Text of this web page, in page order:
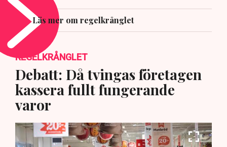
Läs mer om regelkrånglet
REGELKRÅNGLET
Debatt: Då tvingas företagen
kassera fullt fungerande
varor